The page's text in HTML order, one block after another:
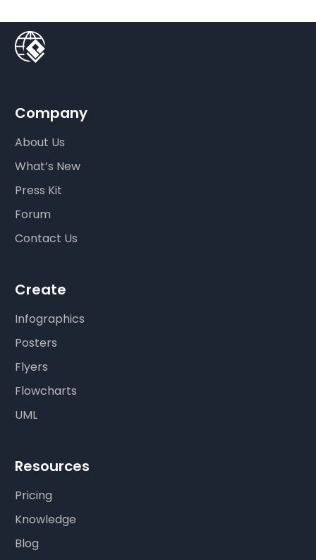
Company
About Us
What’s New
Press Kit
Forum
Contact Us
Create
Infographics
Posters
Flyers
Flowcharts
UML
Resources
Pricing
Knowledge
Blog